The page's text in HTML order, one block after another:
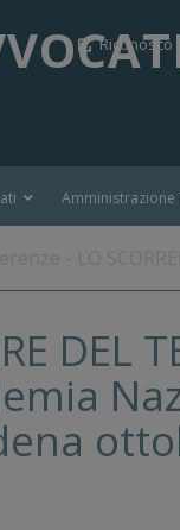
Riconosco
Amministrazione
DEL